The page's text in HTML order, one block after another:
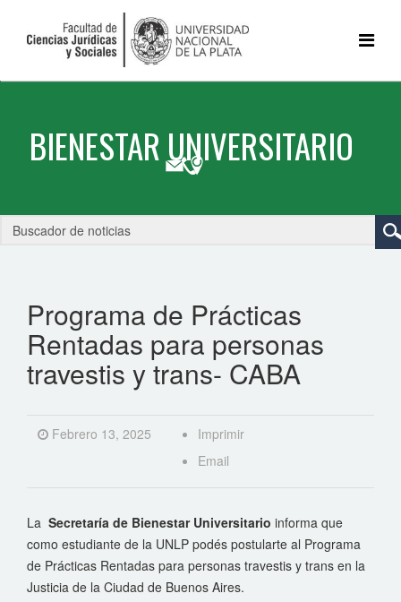
Programa de Prácticas
Rentadas para personas
travestis y trans- CABA
Febrero 13, 2025
Imprimir
Email
La Secretaría de Bienestar Universitario informa que
como estudiante de la UNLP podés postularte al Programa
de Prácticas Rentadas para personas travestis y trans en la
Justicia de la Ciudad de Buenos Aires.